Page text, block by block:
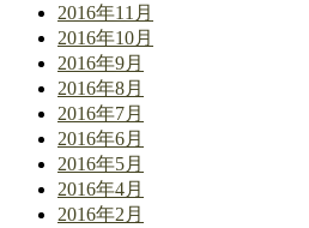
2016年11月
2016年10月
2016年9月
2016年8月
2016年7月
2016年6月
2016年5月
2016年4月
2016年2月